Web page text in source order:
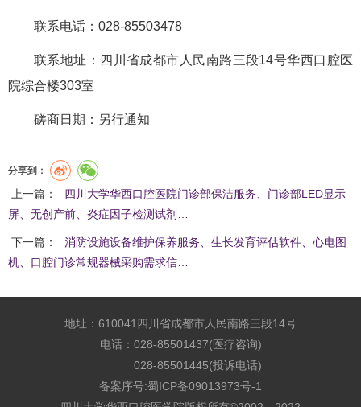
联系电话：028-85503478
联系地址：四川省成都市人民南路三段14号华西口腔医
院综合楼303室
磋商日期：另行通知
分享到：
上一篇：
四川大学华西口腔医院门诊部保洁服务、门诊部LED显示
屏、无创产前、炎症因子检测试剂…
下一篇：
消防设施设备维护保养服务、生长发育评估软件、心电图
机、口腔门诊常规器械采购需求信…
地址：610041四川省成都市人民南路三段14号
电话：028-85501437(医疗咨询)
028-85501445(投诉电话)
备案序号:蜀ICP备09013973号-1